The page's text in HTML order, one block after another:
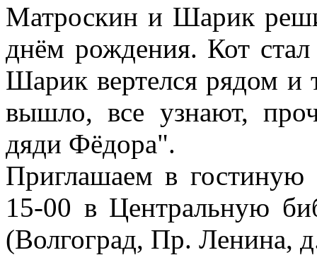
Матроскин и Шарик
днём рождения. Кот
Шарик вертелся рядом и
вышло, все узнают,
дяди Фёдора".
Приглашаем в гостиную
15-00 в Центральную
(Волгоград, Пр. Ленина,